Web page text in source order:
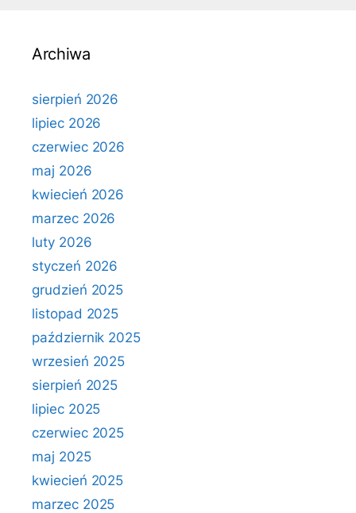
Archiwa
sierpień 2026
lipiec 2026
czerwiec 2026
maj 2026
kwiecień 2026
marzec 2026
luty 2026
styczeń 2026
grudzień 2025
listopad 2025
październik 2025
wrzesień 2025
sierpień 2025
lipiec 2025
czerwiec 2025
maj 2025
kwiecień 2025
marzec 2025